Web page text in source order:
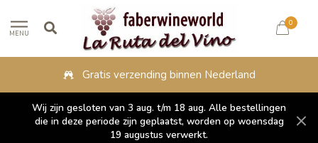
MENU
0
Fysieke winkel in Lippenhuizen
Wij zijn gesloten van 3 aug. t/m 18 aug. Alle bestellingen
die in deze periode zijn geplaatst, worden op woensdag
19 augustus verwerkt.